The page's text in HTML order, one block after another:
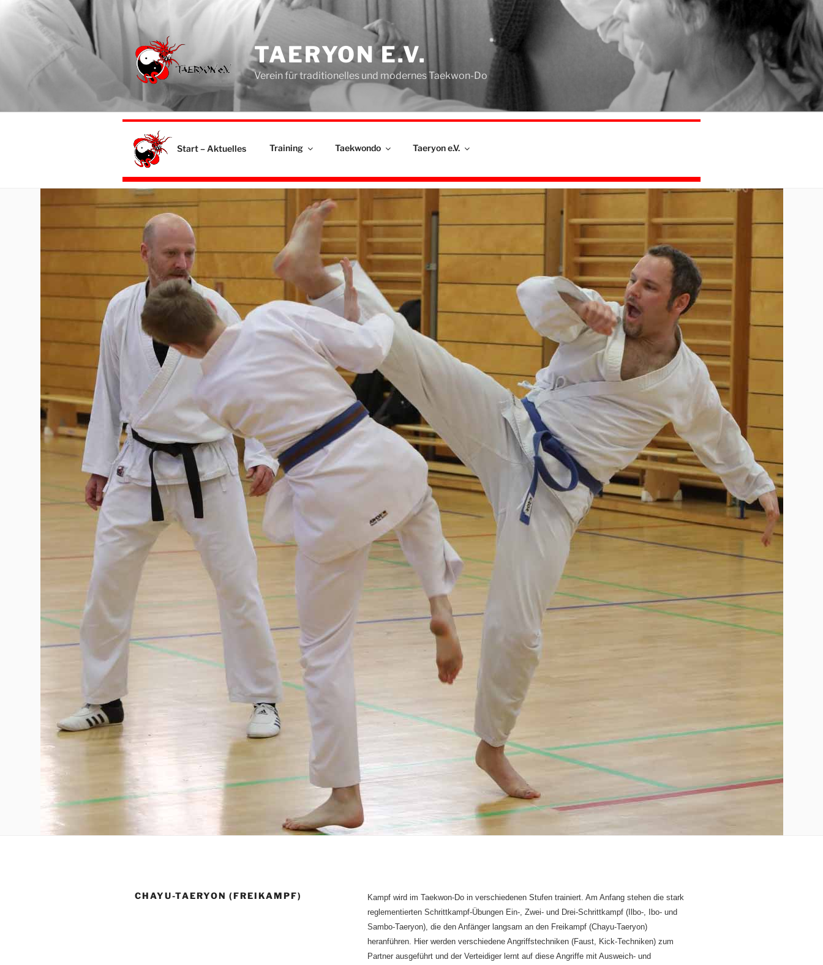
TAERYON E.V.
Verein für traditionelles und modernes Taekwon-Do
Start – Aktuelles Training Taekwondo Taeryon e.V.
CHAYU-TAERYON (FREIKAMPF)
Kampf wird im Taekwon-Do in verschiedenen Stufen trainiert. Am Anfang stehen die stark
reglementierten Schrittkampf-Übungen Ein-, Zwei- und Drei-Schrittkampf (Ilbo-, Ibo- und
Sambo-Taeryon), die den Anfänger langsam an den Freikampf (Chayu-Taeryon)
heranführen. Hier werden verschiedene Angriffstechniken (Faust, Kick-Techniken) zum
Partner ausgeführt und der Verteidiger lernt auf diese Angriffe mit Ausweich- und